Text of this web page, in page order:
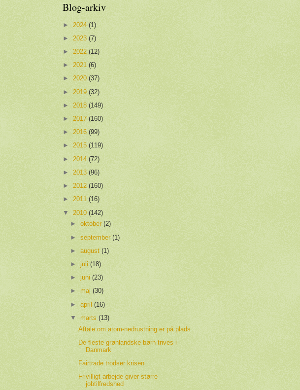
Blog-arkiv
► 2024 (1)
► 2023 (7)
► 2022 (12)
► 2021 (6)
► 2020 (37)
► 2019 (32)
► 2018 (149)
► 2017 (160)
► 2016 (99)
► 2015 (119)
► 2014 (72)
► 2013 (96)
► 2012 (160)
► 2011 (16)
▼ 2010 (142)
►oktober(2)
►september(1)
►august(1)
►juli(18)
►juni(23)
►maj(30)
►april(16)
▼marts(13)
Aftale om atom-nedrustning er på plads
De fleste grønlandske børn trives i
Danmark
Fairtrade trodser krisen
Frivilligt arbejde giver større
jobtilfredshed